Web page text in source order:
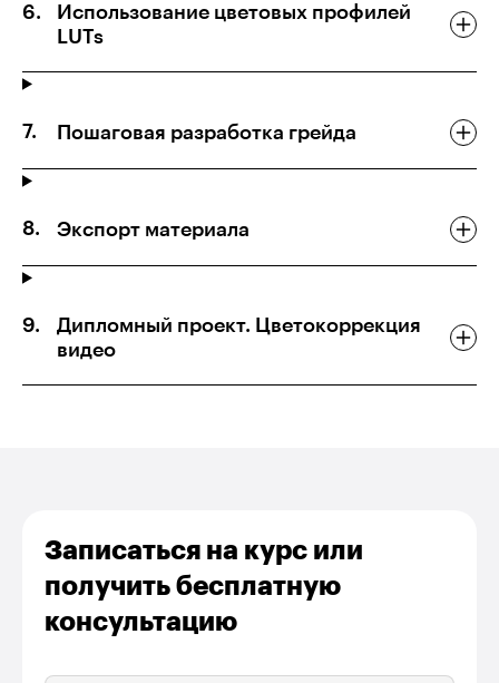
Использование цветовых профилей
LUTs
Пошаговая разработка грейда
Экспорт материала
Дипломный проект. Цветокоррекция
видео
Записаться на курс или
получить бесплатную
консультацию